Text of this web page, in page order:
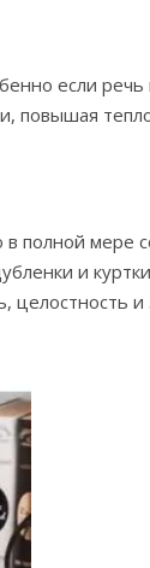
если
повышая
полной мере
и
целостность